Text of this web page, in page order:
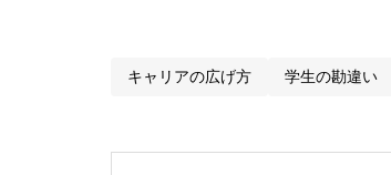
キャリアの広げ方 学生の勘違い